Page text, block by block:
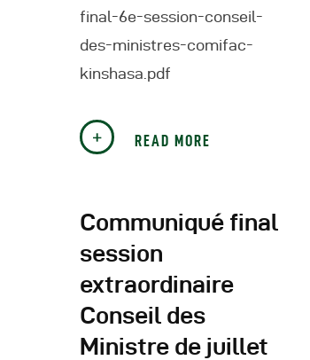
final-6e-session-conseil-
des-ministres-comifac-
kinshasa.pdf
READ MORE
Communiqué final
session
extraordinaire
Conseil des
Ministre de juillet